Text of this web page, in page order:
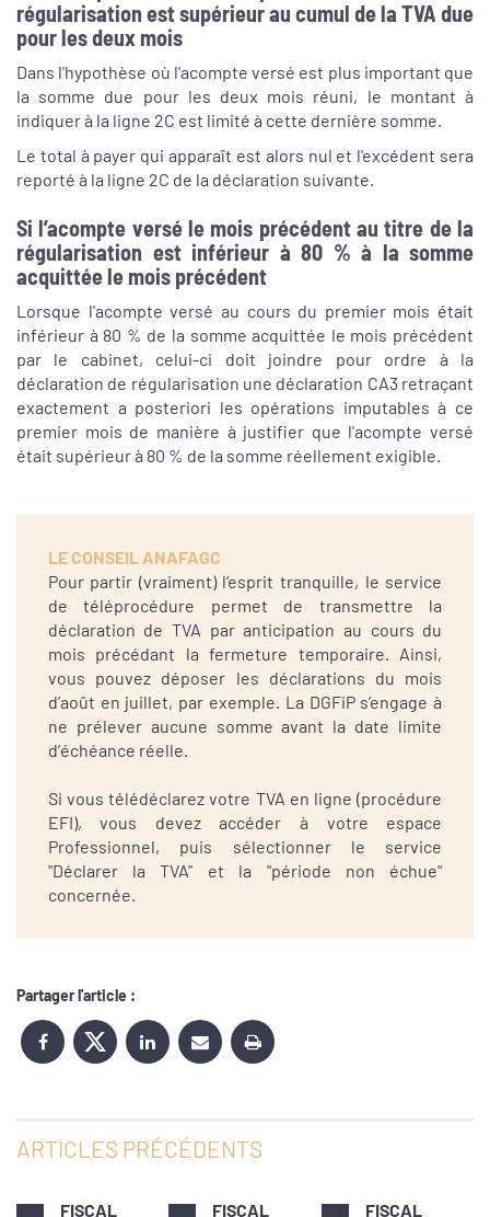
régularisation est supérieur au cumul de la TVA due
pour les deux mois
Dans l'hypothèse où l'acompte versé est plus important que
la somme due pour les deux mois réuni, le montant à
indiquer à la ligne 2C est limité à cette dernière somme.
Le total à payer qui apparaît est alors nul et l'excédent sera
reporté à la ligne 2C de la déclaration suivante.
Si l’acompte versé le mois précédent au titre de la
régularisation est inférieur à 80 % à la somme
acquittée le mois précédent
Lorsque l'acompte versé au cours du premier mois était
inférieur à 80 % de la somme acquittée le mois précédent
par le cabinet, celui-ci doit joindre pour ordre à la
déclaration de régularisation une déclaration CA3 retraçant
exactement a posteriori les opérations imputables à ce
premier mois de manière à justifier que l'acompte versé
était supérieur à 80 % de la somme réellement exigible.
LE CONSEIL ANAFAGC
Pour partir (vraiment) l’esprit tranquille, le service
de téléprocédure permet de transmettre la
déclaration de TVA par anticipation au cours du
mois précédant la fermeture temporaire. Ainsi,
vous pouvez déposer les déclarations du mois
d’août en juillet, par exemple. La DGFiP s’engage à
ne prélever aucune somme avant la date limite
d’échéance réelle.
Si vous télédéclarez votre TVA en ligne (procédure
EFI), vous devez accéder à votre espace
Professionnel, puis sélectionner le service
"Déclarer la TVA" et la "période non échue"
concernée.
Partager l'article :
ARTICLES PRÉCÉDENTS
FISCAL FISCAL FISCAL